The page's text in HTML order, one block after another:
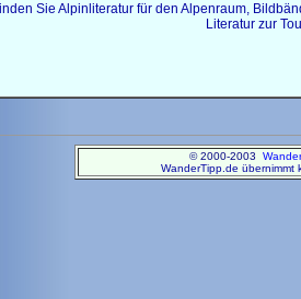
Sie Alpinliteratur für den Alpenraum,
Literatur zur
© 2000-2003
WanderTipp.de übernimmt